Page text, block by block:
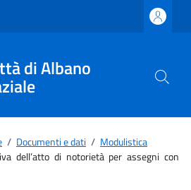
di Albano
/ Documenti e dati / Modulistica
dell’atto di notorietà per assegni con